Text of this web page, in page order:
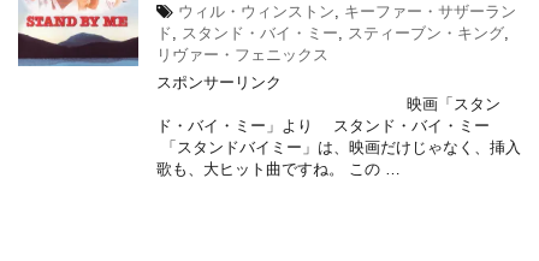
ウィル・ウィンストン
キーファー・サザーラン
ド
スタンド・バイ・ミー スティーブン・キング
リヴァー・フェニックス
スポンサーリンク
映画「スタン
ド・バイ・ミー」より スタンド・バイ・ミー
「スタンドバイミー」は、映画だけじゃなく、挿入
歌も、大ヒット曲ですね。 この …